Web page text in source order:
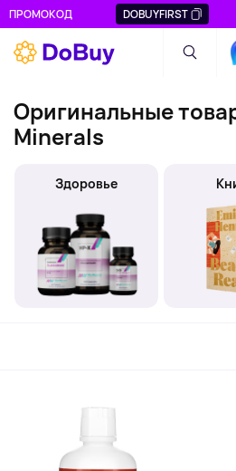
ПРОМОКОД DOBUYFIRST
Оригинальные
Minerals
Здоровье